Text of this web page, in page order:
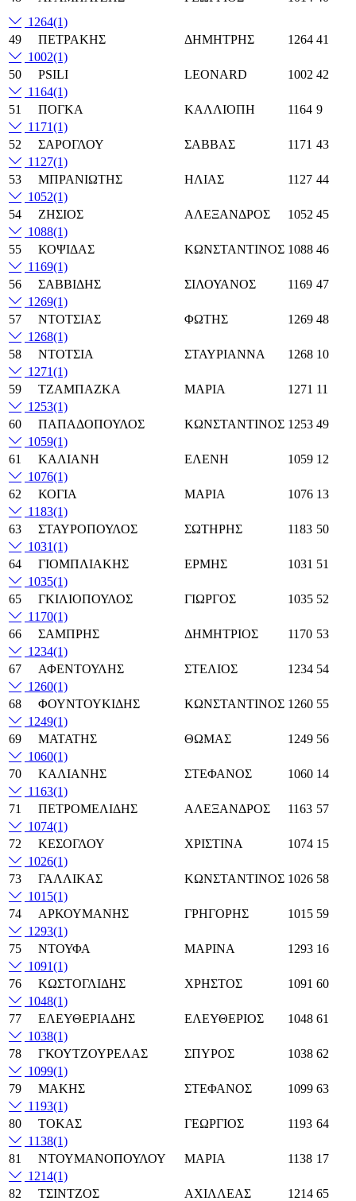
1264(1)
49
ΠΕΤΡΑΚΗΣ ΔΗΜΗΤΡΗΣ 1264 41
1002(1)
50
PSILI LEONARD 1002 42
1164(1)
51
ΠΟΓΚΑ ΚΑΛΛΙΟΠΗ 1164 9
1171(1)
52
ΣΑΡΟΓΛΟΥ ΣΑΒΒΑΣ 1171 43
1127(1)
53
ΜΠΡΑΝΙΩΤΗΣ ΗΛΙΑΣ 1127 44
1052(1)
54
ΖΗΣΙΟΣ ΑΛΕΞΑΝΔΡΟΣ 1052 45
1088(1)
55
ΚΟΨΙΔΑΣ ΚΩΝΣΤΑΝΤΙΝΟΣ 1088 46
1169(1)
56
ΣΑΒΒΙΔΗΣ ΣΙΛΟΥΑΝΟΣ 1169 47
1269(1)
57
ΝΤΟΤΣΙΑΣ ΦΩΤΗΣ 1269 48
1268(1)
58
ΝΤΟΤΣΙΑ ΣΤΑΥΡΙΑΝΝΑ 1268 10
1271(1)
59
ΤΖΑΜΠΑΖΚΑ ΜΑΡΙΑ 1271 11
1253(1)
60
ΠΑΠΑΔΟΠΟΥΛΟΣ ΚΩΝΣΤΑΝΤΙΝΟΣ 1253 49
1059(1)
61
ΚΑΛΙΑΝΗ ΕΛΕΝΗ 1059 12
1076(1)
62
ΚΟΓΙΑ ΜΑΡΙΑ 1076 13
1183(1)
63
ΣΤΑΥΡΟΠΟΥΛΟΣ ΣΩΤΗΡΗΣ 1183 50
1031(1)
64
ΓΙΟΜΠΛΙΑΚΗΣ ΕΡΜΗΣ 1031 51
1035(1)
65
ΓΚΙΛΙΟΠΟΥΛΟΣ ΓΙΩΡΓΟΣ 1035 52
1170(1)
66
ΣΑΜΠΡΗΣ ΔΗΜΗΤΡΙΟΣ 1170 53
1234(1)
67
ΑΦΕΝΤΟΥΛΗΣ ΣΤΕΛΙΟΣ 1234 54
1260(1)
68
ΦΟΥΝΤΟΥΚΙΔΗΣ ΚΩΝΣΤΑΝΤΙΝΟΣ 1260 55
1249(1)
69
ΜΑΤΑΤΗΣ ΘΩΜΑΣ 1249 56
1060(1)
70
ΚΑΛΙΑΝΗΣ ΣΤΕΦΑΝΟΣ 1060 14
1163(1)
71
ΠΕΤΡΟΜΕΛΙΔΗΣ ΑΛΕΞΑΝΔΡΟΣ 1163 57
1074(1)
72
ΚΕΣΟΓΛΟΥ ΧΡΙΣΤΙΝΑ 1074 15
1026(1)
73
ΓΑΛΛΙΚΑΣ ΚΩΝΣΤΑΝΤΙΝΟΣ 1026 58
1015(1)
74
ΑΡΚΟΥΜΑΝΗΣ ΓΡΗΓΟΡΗΣ 1015 59
1293(1)
75
ΝΤΟΥΦΑ ΜΑΡΙΝΑ 1293 16
1091(1)
76
ΚΩΣΤΟΓΛΙΔΗΣ ΧΡΗΣΤΟΣ 1091 60
1048(1)
77
ΕΛΕΥΘΕΡΙΑΔΗΣ ΕΛΕΥΘΕΡΙΟΣ 1048 61
1038(1)
78
ΓΚΟΥΤΖΟΥΡΕΛΑΣ ΣΠΥΡΟΣ 1038 62
1099(1)
79
ΜΑΚΗΣ ΣΤΕΦΑΝΟΣ 1099 63
1193(1)
80
ΤΟΚΑΣ ΓΕΩΡΓΙΟΣ 1193 64
1138(1)
81
ΝΤΟΥΜΑΝΟΠΟΥΛΟΥ ΜΑΡΙΑ 1138 17
1214(1)
82
ΤΣΙΝΤΖΟΣ ΑΧΙΛΛΕΑΣ 1214 65